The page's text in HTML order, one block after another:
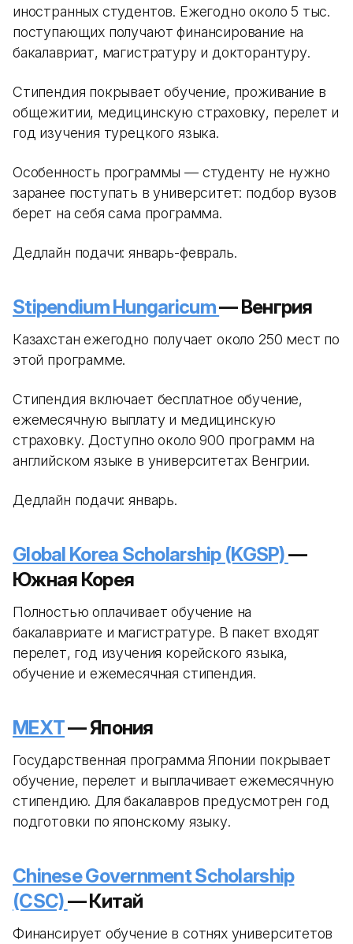
иностранных студентов. Ежегодно около 5 тыс.
поступающих получают финансирование на
бакалавриат, магистратуру и докторантуру.
Стипендия покрывает обучение, проживание в
общежитии, медицинскую страховку, перелет и
год изучения турецкого языка.
Особенность программы — студенту не нужно
заранее поступать в университет: подбор вузов
берет на себя сама программа.
Дедлайн подачи: январь-февраль.
Stipendium Hungaricum— Венгрия
Казахстан ежегодно получает около 250 мест по
этой программе.
Стипендия включает бесплатное обучение,
ежемесячную выплату и медицинскую
страховку. Доступно около 900 программ на
английском языке в университетах Венгрии.
Дедлайн подачи: январь.
Global Korea Scholarship (KGSP)—
Южная Корея
Полностью оплачивает обучение на
бакалавриате и магистратуре. В пакет входят
перелет, год изучения корейского языка,
обучение и ежемесячная стипендия.
MEXT— Япония
Государственная программа Японии покрывает
обучение, перелет и выплачивает ежемесячную
стипендию. Для бакалавров предусмотрен год
подготовки по японскому языку.
Chinese Government Scholarship
(CSC)— Китай
Финансирует обучение в сотнях университетов